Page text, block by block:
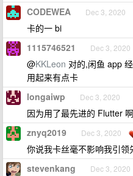
CODEWEA Dec 3, 2020
卡的一 bi
1115746521 Dec 3, 2020
@KKLeon 对的,闲鱼 app
用起来有点卡
longaiwp Dec 3, 2020
因为用了最先进的 Flutter
znyq2019 Dec 3, 2020
你说我卡丝毫不影响我引领
stevenkang Dec 3, 2020